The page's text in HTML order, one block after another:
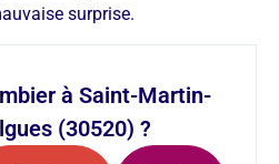
surprise.
à Saint-Martin-
(30520) ?